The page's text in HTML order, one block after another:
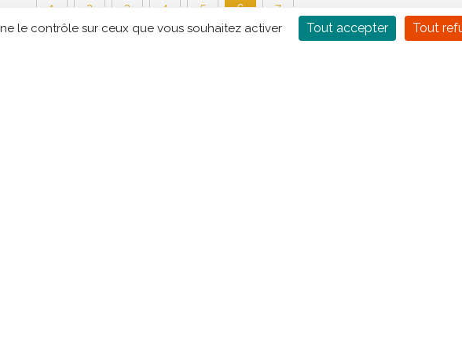
le contrôle sur ceux que vous souhaitez activer Tout accepter Tout
1 2 3 4 5 6 7